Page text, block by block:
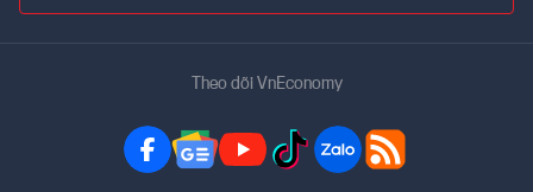
Theo dõi VnEconomy